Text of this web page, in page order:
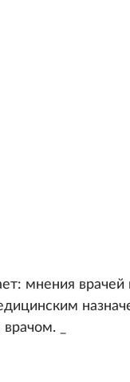
мнения врачей
_